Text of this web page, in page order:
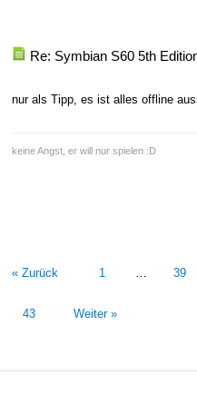
Re: Symbian S60 5th
nur als Tipp, es ist alles offline
keine Angst, er will nur spielen :D
« Zurück 1 39
43 Weiter »